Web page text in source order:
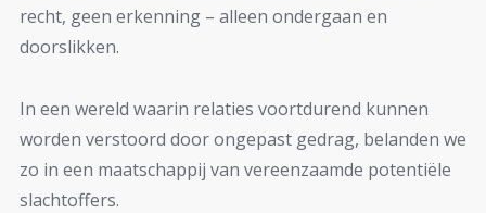
recht, geen erkenning – alleen ondergaan en
doorslikken.
In een wereld waarin relaties voortdurend kunnen
worden verstoord door ongepast gedrag, belanden we
zo in een maatschappij van vereenzaamde potentiële
slachtoffers.